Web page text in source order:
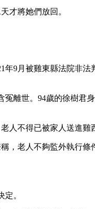
才將她們放回。
9月被雞東縣法院非
離世。94歲的徐樹君
人不得已被家人送進
，老人不夠監外執行
。